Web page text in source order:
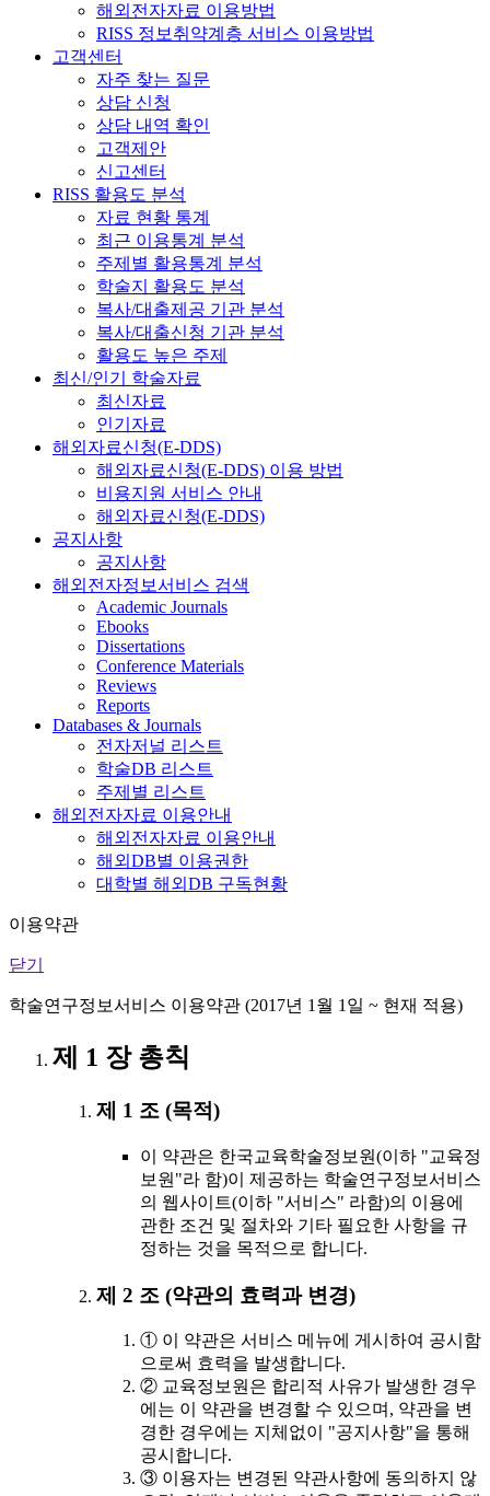
해외전자자료 이용방법
RISS 정보취약계층 서비스 이용방법
고객센터
자주 찾는 질문
상담 신청
상담 내역 확인
고객제안
신고센터
RISS 활용도 분석
자료 현황 통계
최근 이용통계 분석
주제별 활용통계 분석
학술지 활용도 분석
복사/대출제공 기관 분석
복사/대출신청 기관 분석
활용도 높은 주제
최신/인기 학술자료
최신자료
인기자료
해외자료신청(E-DDS)
해외자료신청(E-DDS) 이용 방법
비용지원 서비스 안내
해외자료신청(E-DDS)
공지사항
공지사항
해외전자정보서비스 검색
Academic Journals
Ebooks
Dissertations
Conference Materials
Reviews
Reports
Databases & Journals
전자저널 리스트
학술DB 리스트
주제별 리스트
해외전자자료 이용안내
해외전자자료 이용안내
해외DB별 이용권한
대학별 해외DB 구독현황
이용약관
닫기
학술연구정보서비스 이용약관 (2017년 1월 1일 ~ 현재 적용)
제 1 장 총칙
제 1 조 (목적)
이 약관은 한국교육학술정보원(이하 "교육정
보원"라 함)이 제공하는 학술연구정보서비스
의 웹사이트(이하 "서비스" 라함)의 이용에
관한 조건 및 절차와 기타 필요한 사항을 규
정하는 것을 목적으로 합니다.
제 2 조 (약관의 효력과 변경)
① 이 약관은 서비스 메뉴에 게시하여 공시함
으로써 효력을 발생합니다.
② 교육정보원은 합리적 사유가 발생한 경우
에는 이 약관을 변경할 수 있으며, 약관을 변
경한 경우에는 지체없이 "공지사항"을 통해
공시합니다.
③ 이용자는 변경된 약관사항에 동의하지 않